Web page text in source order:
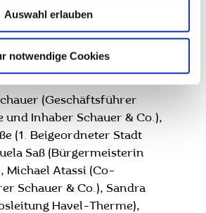
Auswahl erlauben
notwendige Cookies
Havel-Therme
die Stadt Werder
(Geschäftsführer
und Inhaber Schauer & Co.),
(1. Beigeordneter Stadt
Saß (Bürgermeisterin
Michael Atassi (Co-
Schauer & Co.), Sandra
Havel-Therme),